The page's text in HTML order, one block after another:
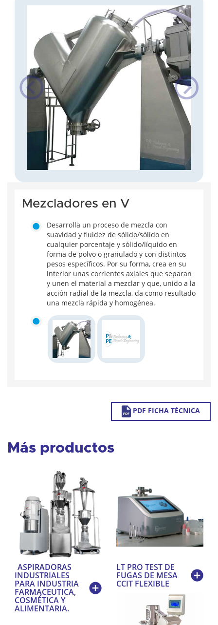
Mezcladores en V
Desarrolla un proceso de mezcla con
suavidad y fluidez de sólido/sólido en
cualquier porcentaje y sólido/líquido en
forma de polvo o granulado y con distintos
pesos específicos. Por su forma, crea en su
interior unas corrientes axiales que separan
y unen el material a mezclar y que, unido a la
acción radial de la mezcla, da como resultado
una mezcla rápida y homogénea.
PDF FICHA TÉCNICA
Más productos
ASPIRADORAS
INDUSTRIALES
PARA INDUSTRIA
FARMACEUTICA,
COSMÉTICA Y
ALIMENTARIA.
LT PRO TEST DE
FUGAS DE MESA
CCIT FLEXIBLE